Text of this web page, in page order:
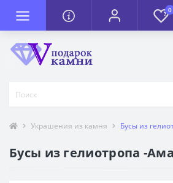
0
Украшения из камня Бусы из
Бусы из гелиотропа -